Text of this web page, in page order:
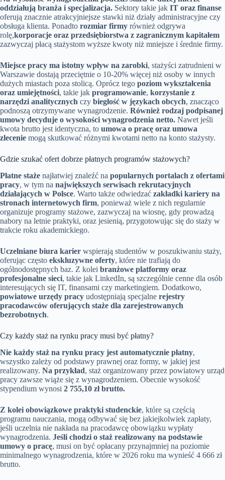
oddziałują branża i specjalizacja. Sektory takie jak IT oraz finanse
oferują znacznie atrakcyjniejsze stawki niż działy administracyjne czy
obsługa klienta. Ponadto rozmiar firmy również odgrywa
rolę,korporacje oraz przedsiębiorstwa z zagranicznym kapitałem
zazwyczaj płacą stażystom wyższe kwoty niż mniejsze i średnie firmy.
Miejsce pracy ma istotny wpływ na zarobki, stażyści zatrudnieni w
Warszawie dostają przeciętnie o 10-20% więcej niż osoby w innych
dużych miastach poza stolicą. Oprócz tego poziom wykształcenia
oraz umiejętności, takie jak programowanie, korzystanie z
narzędzi analitycznych czy biegłość w językach obcych, znacząco
podnoszą otrzymywane wynagrodzenie. Również rodzaj podpisanej
umowy decyduje o wysokości wynagrodzenia netto. Nawet jeśli
kwota brutto jest identyczna, to umowa o pracę oraz umowa
zlecenie mogą skutkować różnymi kwotami netto na konto stażysty.
Gdzie szukać ofert dobrze płatnych programów stażowych?
Płatne staże najłatwiej znaleźć na popularnych portalach z ofertami
pracy, w tym na największych serwisach rekrutacyjnych
działających w Polsce. Warto także odwiedzać zakładki kariery na
stronach internetowych firm, ponieważ wiele z nich regularnie
organizuje programy stażowe, zazwyczaj na wiosnę, gdy prowadzą
nabory na letnie praktyki, oraz jesienią, przygotowując się do staży w
trakcie roku akademickiego.
Uczelniane biura karier wspierają studentów w poszukiwaniu staży,
oferując często ekskluzywne oferty, które nie trafiają do
ogólnodostępnych baz. Z kolei branżowe platformy oraz
profesjonalne sieci, takie jak LinkedIn, są szczególnie cenne dla osób
interesujących się IT, finansami czy marketingiem. Dodatkowo,
powiatowe urzędy pracy udostępniają specjalne rejestry
pracodawców oferujących staże dla zarejestrowanych
bezrobotnych.
Czy każdy staż na rynku pracy musi być płatny?
Nie każdy staż na rynku pracy jest automatycznie płatny,
wszystko zależy od podstawy prawnej oraz formy, w jakiej jest
realizowany. Na przykład, staż organizowany przez powiatowy urząd
pracy zawsze wiąże się z wynagrodzeniem. Obecnie wysokość
stypendium wynosi 2 755,10 zł brutto.
Z kolei obowiązkowe praktyki studenckie, które są częścią
programu nauczania, mogą odbywać się bez jakiejkolwiek zapłaty,
jeśli uczelnia nie nakłada na pracodawcę obowiązku wypłaty
wynagrodzenia. Jeśli chodzi o staż realizowany na podstawie
umowy o pracę, musi on być opłacany przynajmniej na poziomie
minimalnego wynagrodzenia, które w 2026 roku ma wynieść 4 666 zł
brutto.